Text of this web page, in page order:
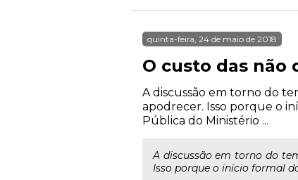
quinta-feira, 24 de maio de 2018
O custo das não
A discussão em torno do
apodrecer. Isso porque o
Pública do Ministério ...
A discussão em torno do
Isso porque o início formal